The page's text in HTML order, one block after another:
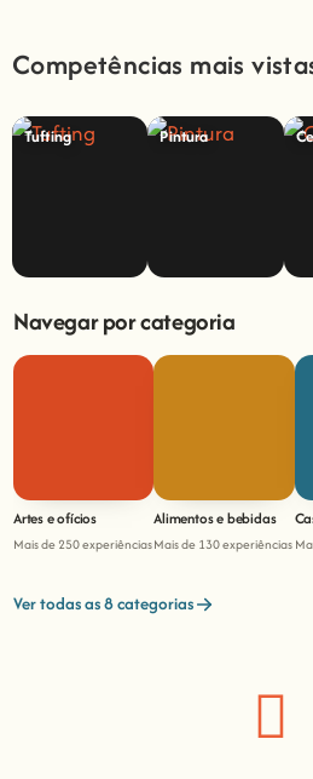
Competências mais
Tufting Pintura
Navegar por categoria
Artes e ofícios
Mais de 250 experiências
Alimentos e bebidas
Mais de 130 experiências
Ver todas as 8 categorias